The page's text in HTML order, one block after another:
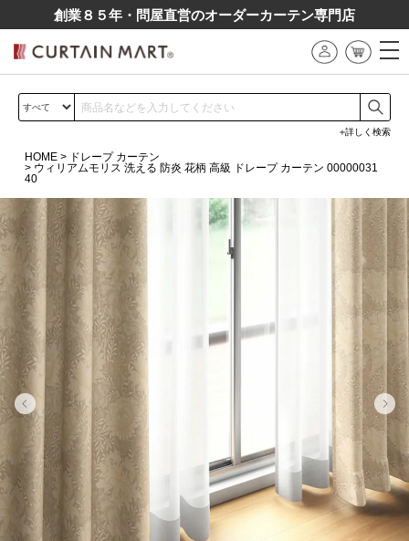
創業８５年・問屋直営のオーダーカーテン専⾨店
詳しく検索
HOME
ドレープ カーテン
ウィリアムモリス 洗える 防炎 花柄 高級 ドレープ カーテン 00000031
40